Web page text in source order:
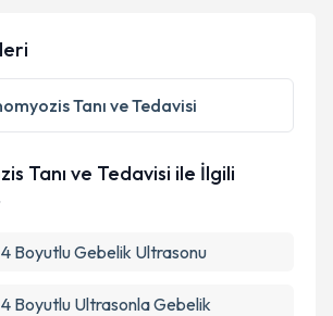
verilerimin işlenmesine ilişkin Aydınlatma
okudum ve kişisel verilerimin belirtilen
Tanı ve Tedavisi
Tanı ve Tedavisi ile İlgili
Boyutlu Gebelik Ultrasonu
Boyutlu Ultrasonla Gebelik